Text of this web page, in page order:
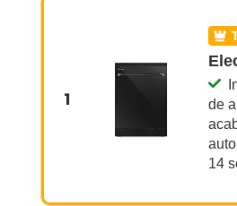
1
de
14